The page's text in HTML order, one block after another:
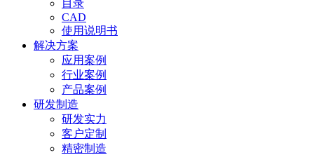
目录
CAD
使用说明书
解决方案
应用案例
行业案例
产品案例
研发制造
研发实力
客户定制
精密制造